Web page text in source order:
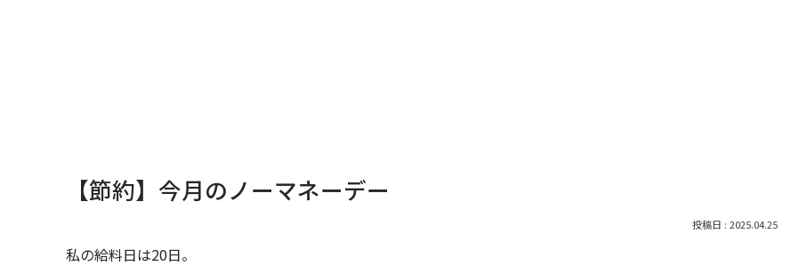
【節約】今月のノーマネーデー
2025.04.25
私の給料日は20日。